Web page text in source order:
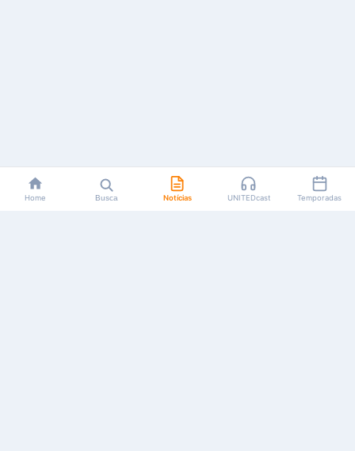
Home Busca Notícias UNITEDcast Temporadas